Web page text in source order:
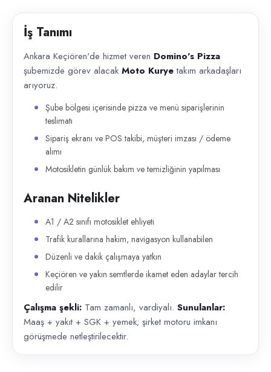
İş Tanımı
Ankara Keçiören'de hizmet veren Domino's Pizza
şubemizde görev alacak Moto Kuryetakım arkadaşları
arıyoruz.
Şube bölgesi içerisinde pizza ve menü siparişlerinin
teslimatı
Sipariş ekranı ve POS takibi, müşteri imzası / ödeme
alımı
Motosikletin günlük bakım ve temizliğinin yapılması
Aranan Nitelikler
A1 / A2 sınıfı motosiklet ehliyeti
Trafik kurallarına hakim, navigasyon kullanabilen
Düzenli ve dakik çalışmaya yatkın
Keçiören ve yakın semtlerde ikamet eden adaylar tercih
edilir
Çalışma şekli: Tam zamanlı, vardiyalı. Sunulanlar:
Maaş + yakıt + SGK + yemek; şirket motoru imkanı
görüşmede netleştirilecektir.